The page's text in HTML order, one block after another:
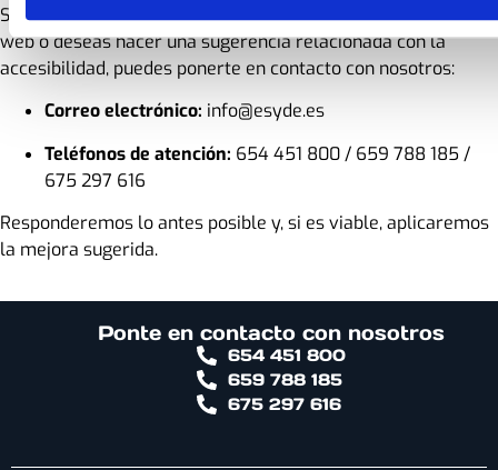
Si encuentras alguna dificultad de acceso en nuestro sitio
web o deseas hacer una sugerencia relacionada con la
accesibilidad, puedes ponerte en contacto con nosotros:
Correo electrónico: info@esyde.es
Teléfonos de atención: 654 451 800 / 659 788 185 /
675 297 616
Responderemos lo antes posible y, si es viable, aplicaremos
la mejora sugerida.
Ponte en contacto con nosotros
654 451 800
659 788 185
675 297 616